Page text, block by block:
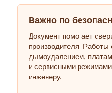
Важно по
Документ помогает
производителя. Работы
дымоудалением,
и сервисными
инженеру.